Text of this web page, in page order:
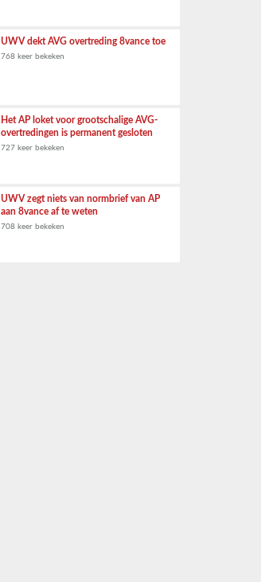
UWV dekt AVG overtreding 8vance toe
768 keer bekeken
Het AP loket voor grootschalige AVG-
overtredingen is permanent gesloten
727 keer bekeken
UWV zegt niets van normbrief van AP
aan 8vance af te weten
708 keer bekeken